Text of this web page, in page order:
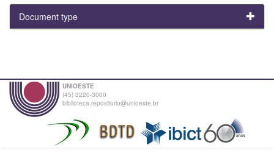
Document type
UNIOESTE
(45) 3220-3000
biblioteca.repositorio@unioeste.br